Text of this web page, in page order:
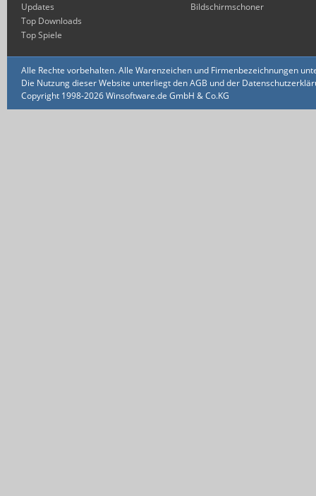
Updates
Top Downloads
Top Spiele
Bildschirmschoner
Alle Rechte vorbehalten. Alle Warenzeichen und Firmenbezeichnungen
Die Nutzung dieser Website unterliegt den AGB und der
Copyright 1998-2026 Winsoftware.de GmbH & Co.KG